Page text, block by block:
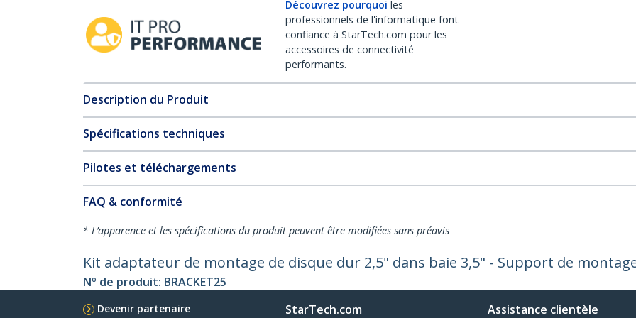
Découvrez pourquoi les
professionnels de l'informatique font
confiance à StarTech.com pour les
accessoires de connectivité
performants.
Description du Produit
Spécifications techniques
Pilotes et téléchargements
FAQ & conformité
* L’apparence et les spécifications du produit peuvent être modifiées sans préavis
Kit adaptateur de montage de disque dur 2,5" dans baie 3,5" - Support de
Nº de produit: BRACKET25
Devenir partenaire
StarTech.com Assistance clientèle